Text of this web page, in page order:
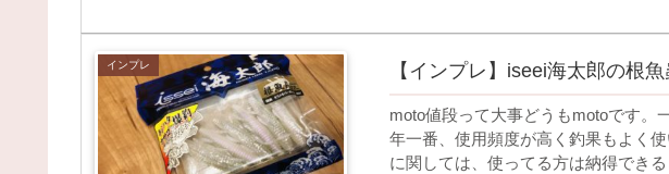
インプレ 【インプレ】iseei海太郎の根
moto値段って大事どうもmotoです。
年一番、使用頻度が高く釣果もよく
に関しては、使ってる方は納得でき